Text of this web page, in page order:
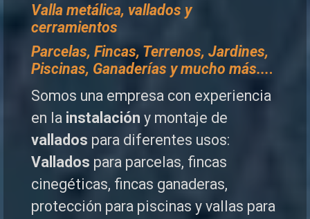
Valla metálica, vallados y
cerramientos
Parcelas, Fincas, Terrenos, Jardines,
Piscinas, Ganaderías y mucho más....
Somos una empresa con experiencia
en la instalación y montaje de
vallados para diferentes usos:
Vallados para parcelas, fincas
cinegéticas, fincas ganaderas,
protección para piscinas y vallas para